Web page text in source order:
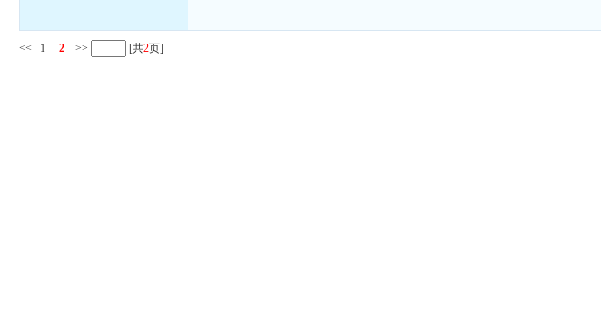
<< 1 2 >> [共2页]